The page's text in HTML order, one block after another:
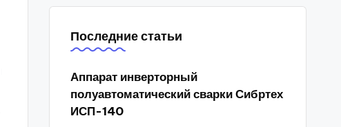
Последние статьи
Аппарат инверторный
полуавтоматический сварки Сибртех
ИСП-140